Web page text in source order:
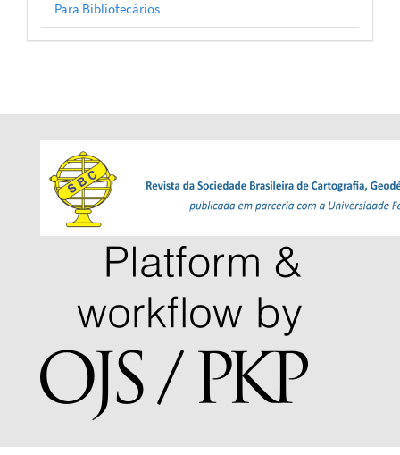
Para Bibliotecários